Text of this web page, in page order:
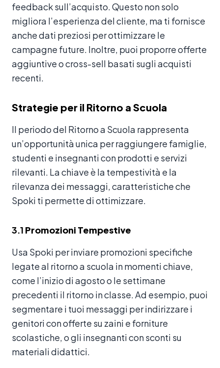
feedback sull’acquisto. Questo non solo
migliora l’esperienza del cliente, ma ti fornisce
anche dati preziosi per ottimizzare le
campagne future. Inoltre, puoi proporre offerte
aggiuntive o cross-sell basati sugli acquisti
recenti.
Strategie per il Ritorno a Scuola
Il periodo del Ritorno a Scuola rappresenta
un’opportunità unica per raggiungere famiglie,
studenti e insegnanti con prodotti e servizi
rilevanti. La chiave è la tempestività e la
rilevanza dei messaggi, caratteristiche che
Spoki ti permette di ottimizzare.
3.1 Promozioni Tempestive
Usa Spoki per inviare promozioni specifiche
legate al ritorno a scuola in momenti chiave,
come l’inizio di agosto o le settimane
precedenti il ritorno in classe. Ad esempio, puoi
segmentare i tuoi messaggi per indirizzare i
genitori con offerte su zaini e forniture
scolastiche, o gli insegnanti con sconti su
materiali didattici.